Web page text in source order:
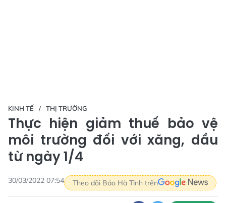
KINH TẾ THỊ TRƯỜNG
Thực hiện giảm thuế bảo vệ
môi trường đối với xăng, dầu
từ ngày 1/4
30/03/2022 07:54 Theo dõi Báo Hà Tĩnh trên